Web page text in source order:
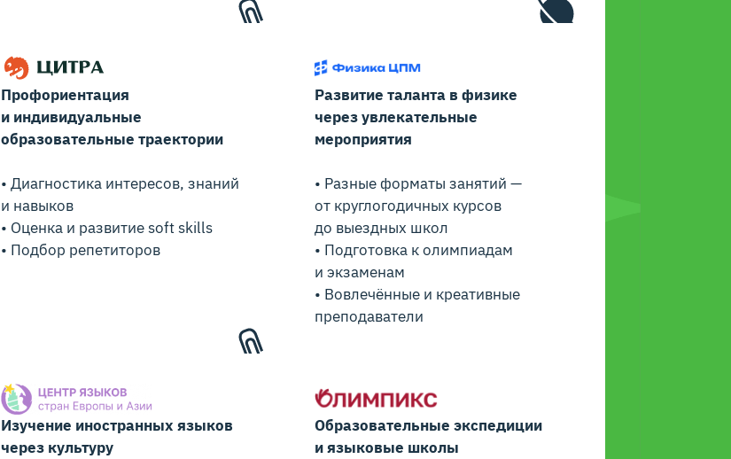
Профориентация
и индивидуальные
образовательные траектории
• Диагностика интересов, знаний
и навыков
• Оценка и развитие soft skills
• Подбор репетиторов
Развитие таланта в физике
через увлекательные
мероприятия
• Разные форматы занятий —
от круглогодичных курсов
до выездных школ
• Подготовка к олимпиадам
и экзаменам
• Вовлечённые и креативные
преподаватели
Изучение иностранных языков
через культуру
Образовательные экспедиции
и языковые школы